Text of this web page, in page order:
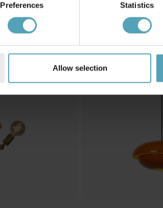
Preferences Statistics
Allow selection
KAMPANJ